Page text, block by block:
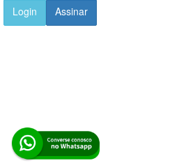
Login
Assinar